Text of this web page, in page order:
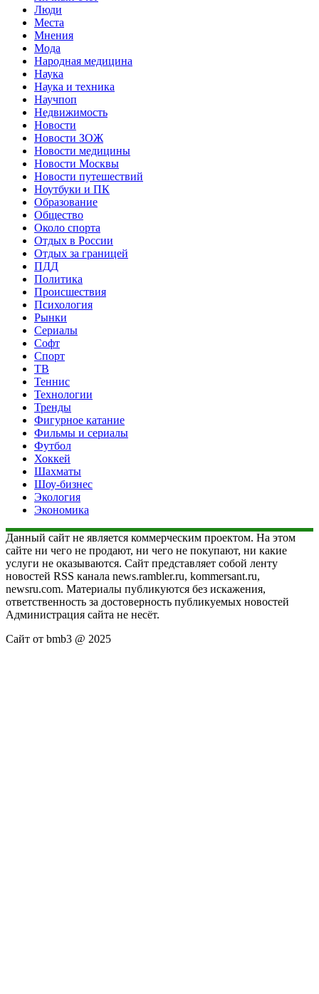
Люди
Места
Мнения
Мода
Народная медицина
Наука
Наука и техника
Научпоп
Недвижимость
Новости
Новости ЗОЖ
Новости медицины
Новости Москвы
Новости путешествий
Ноутбуки и ПК
Образование
Общество
Около спорта
Отдых в России
Отдых за границей
ПДД
Политика
Происшествия
Психология
Рынки
Сериалы
Софт
Спорт
ТВ
Теннис
Технологии
Тренды
Фигурное катание
Фильмы и сериалы
Футбол
Хоккей
Шахматы
Шоу-бизнес
Экология
Экономика
Данный сайт не является коммерческим проектом. На этом
сайте ни чего не продают, ни чего не покупают, ни какие
услуги не оказываются. Сайт представляет собой ленту
новостей RSS канала news.rambler.ru, kommersant.ru,
newsru.com. Материалы публикуются без искажения,
ответственность за достоверность публикуемых новостей
Администрация сайта не несёт.
Сайт от bmb3 @ 2025